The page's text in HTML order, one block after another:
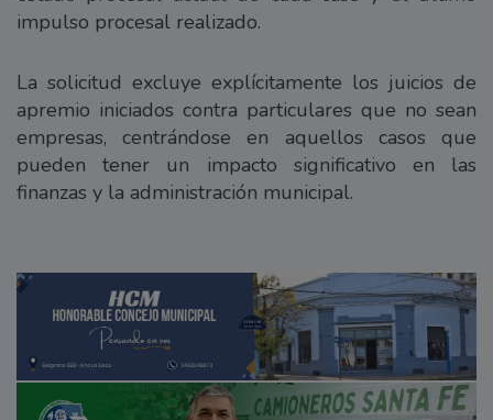
impulso procesal realizado.
La solicitud excluye explícitamente los juicios de
apremio iniciados contra particulares que no sean
empresas, centrándose en aquellos casos que
pueden tener un impacto significativo en las
finanzas y la administración municipal.